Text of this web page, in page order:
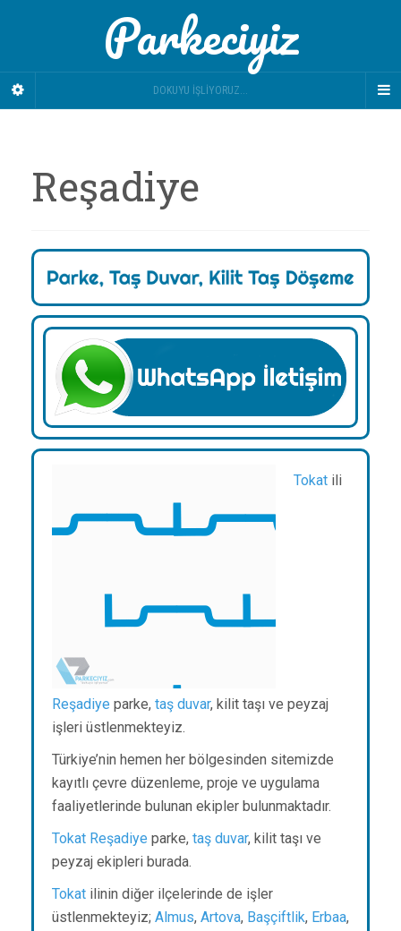
Parkeciyiz
DOKUYU İŞLIYORUZ...
Reşadiye
Tokat ili
Reşadiye parke, taş duvar, kilit taşı ve peyzaj
işleri üstlenmekteyiz.
Türkiye’nin hemen her bölgesinden sitemizde
kayıtlı çevre düzenleme, proje ve uygulama
faaliyetlerinde bulunan ekipler bulunmaktadır.
Tokat Reşadiye parke, taş duvar, kilit taşı ve
peyzaj ekipleri burada.
Tokat ilinin diğer ilçelerinde de işler
üstlenmekteyiz; Almus, Artova, Başçiftlik, Erbaa,